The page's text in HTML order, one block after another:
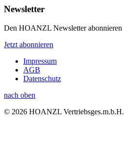
Newsletter
Den HOANZL Newsletter abonnieren
Jetzt abonnieren
Impressum
AGB
Datenschutz
nach oben
© 2026 HOANZL Vertriebsges.m.b.H.